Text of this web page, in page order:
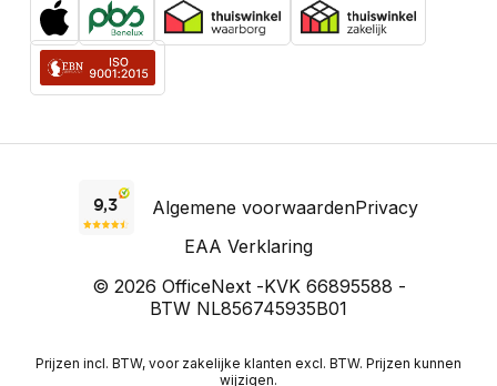
Algemene voorwaardenPrivacy
EAA Verklaring
© 2026 OfficeNext -KVK 66895588 -
BTW NL856745935B01
Prijzen incl. BTW, voor zakelijke klanten excl. BTW. Prijzen kunnen
wijzigen.